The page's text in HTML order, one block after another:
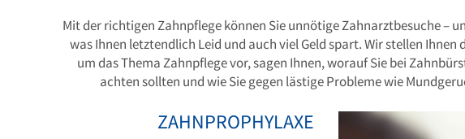
Mit der richtigen Zahnpflege können Sie unnötige Zahnarztbesuche –
was Ihnen letztendlich Leid und auch viel Geld spart. Wir stellen
um das Thema Zahnpflege vor, sagen Ihnen, worauf Sie bei
achten sollten und wie Sie gegen lästige Probleme wie
ZAHNPROPHYLAXE